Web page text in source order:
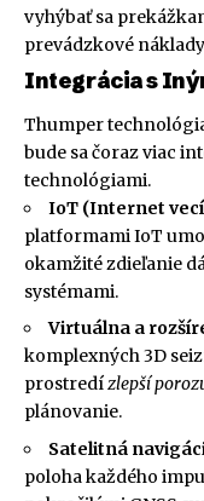
vyhýbať sa
prevádzkové
Integrácia s
Thumper
bude sa čoraz viac
technológiami.
IoT (Internet
platformami IoT
okamžité zdieľanie
systémami.
Virtuálna a
komplexných 3D
prostredízlepší
plánovanie.
Satelitná
poloha každého